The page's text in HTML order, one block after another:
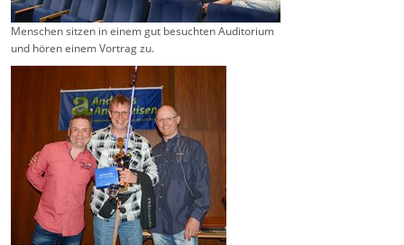
Menschen sitzen in einem gut besuchten Auditorium
und hören einem Vortrag zu.